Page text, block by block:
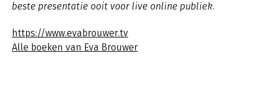
beste presentatie ooit voor live online publiek.
https://www.evabrouwer.tv
Alle boeken van Eva Brouwer